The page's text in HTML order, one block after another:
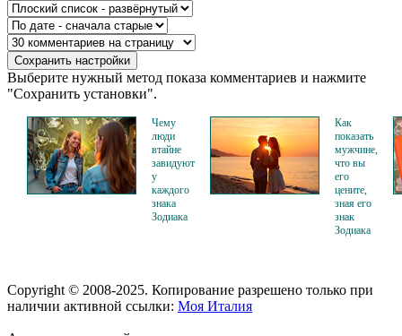
Выберите нужный метод показа комментариев и нажмите
"Сохранить установки".
Чему
люди
втайне
завидуют
у
каждого
знака
Зодиака
Как
показать
мужчине,
что вы
его
цените,
зная его
знак
Зодиака
Copyright © 2008-2025. Копирование разрешено только при
наличии активной ссылки: Моя Италия